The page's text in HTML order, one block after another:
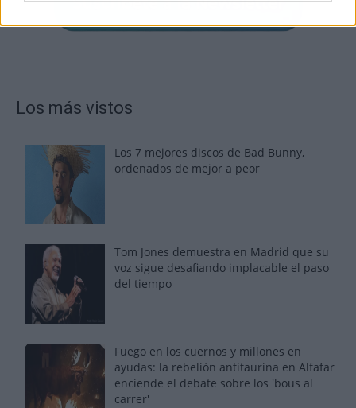
Los más vistos
Los 7 mejores discos de Bad Bunny,
ordenados de mejor a peor
Tom Jones demuestra en Madrid que su
voz sigue desafiando implacable el paso
del tiempo
Fuego en los cuernos y millones en
ayudas: la rebelión antitaurina en Alfafar
enciende el debate sobre los 'bous al
carrer'